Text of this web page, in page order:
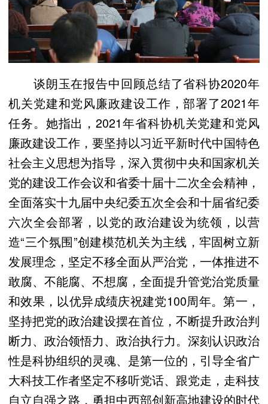
谈朗玉在报告中回顾总结了省科协2020年
机关党建和党风廉政建设工作，部署了2021年
任务。她指出，2021年省科协机关党建和党风
廉政建设工作，要坚持以习近平新时代中国特色
社会主义思想为指导，深入贯彻中央和国家机关
党的建设工作会议和省委十届十二次全会精神，
全面落实十九届中央纪委五次全会和十届省纪委
六次全会部署，以党的政治建设为统领，以营
造“三个氛围”创建模范机关为主线，牢固树立新
发展理念，坚定不移全面从严治党，一体推进不
敢腐、不能腐、不想腐，全面提升管党治党质量
和效果，以优异成绩庆祝建党100周年。第一，
坚持把党的政治建设摆在首位，不断提升政治判
断力、政治领悟力、政治执行力。深刻认识政治
性是科协组织的灵魂、是第一位的，引导全省广
大科技工作者坚定不移听党话、跟党走，走科技
自立自强之路，勇担中西部创新高地建设的时代